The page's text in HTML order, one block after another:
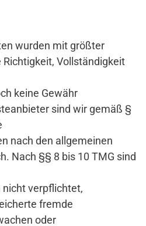
wurden mit größter
Vollständigkeit
keine Gewähr
sind wir gemäß §
nach den allgemeinen
Nach §§ 8 bis 10 TMG sind
verpflichtet,
fremde
oder